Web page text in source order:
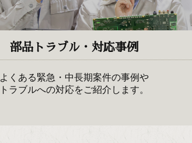
部品トラブル・対応事例
よくある緊急・中長期案件の事例や
トラブルへの対応をご紹介します。